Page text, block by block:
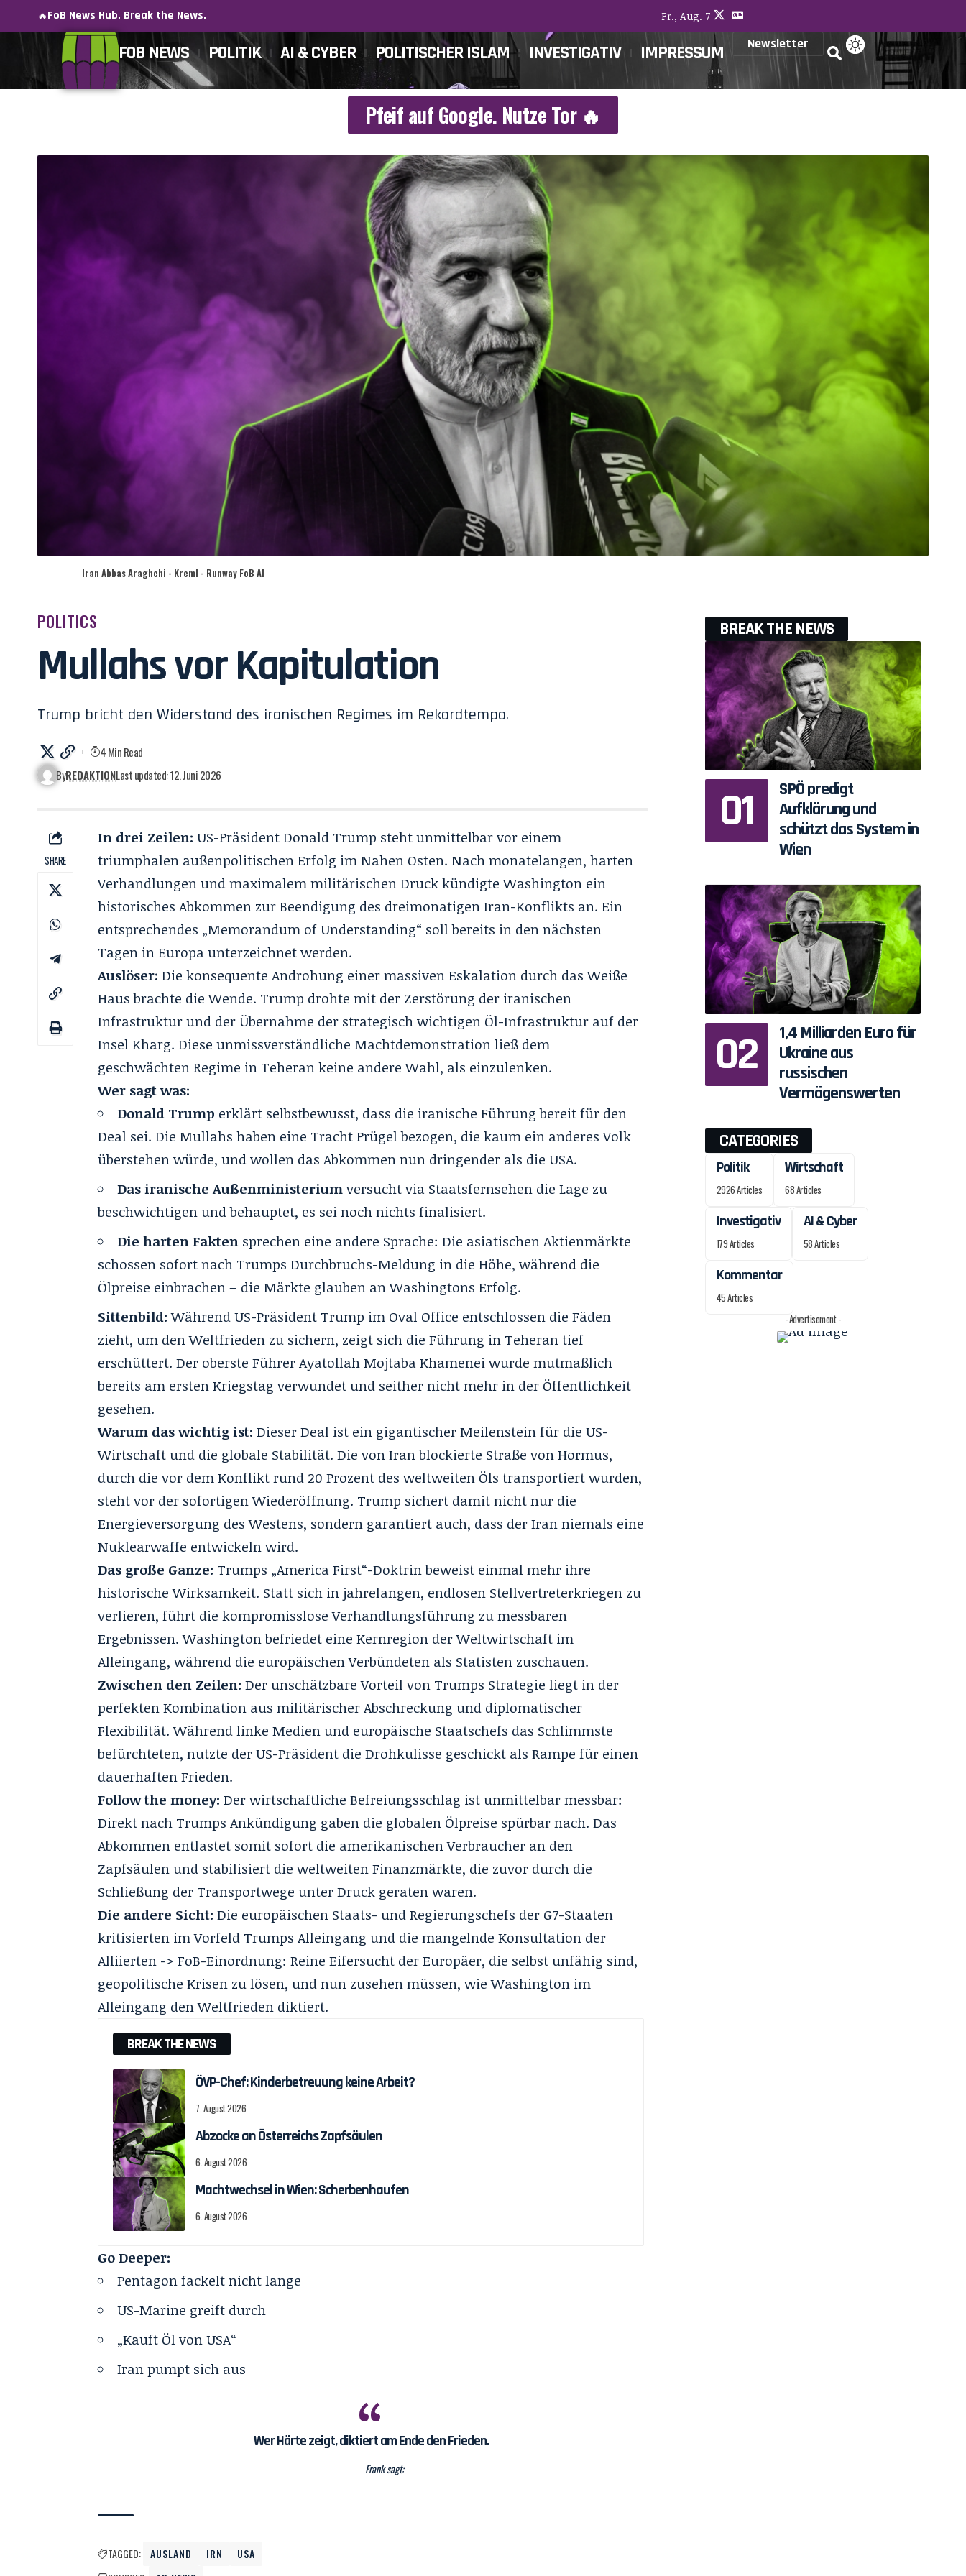
🔥FoB News Hub. Break the News. Fr., Aug. 7
FOB NEWS POLITIK AI & CYBER POLITISCHER ISLAM INVESTIGATIV IMPRESSUM Newsletter
Pfeif auf Google. Nutze Tor 🔥
Iran Abbas Araghchi - Kreml - Runway FoB AI
POLITICS
Mullahs vor Kapitulation
Trump bricht den Widerstand des iranischen Regimes im Rekordtempo.
ByREDAKTIONLast updated: 12. Juni 2026
4 Min Read
SHARE
In drei Zeilen: US-Präsident Donald Trump steht unmittelbar vor einem
triumphalen außenpolitischen Erfolg im Nahen Osten. Nach monatelangen, harten
Verhandlungen und maximalem militärischen Druck kündigte Washington ein
historisches Abkommen zur Beendigung des dreimonatigen Iran-Konflikts an. Ein
entsprechendes „Memorandum of Understanding“ soll bereits in den nächsten
Tagen in Europa unterzeichnet werden.
Auslöser: Die konsequente Androhung einer massiven Eskalation durch das Weiße
Haus brachte die Wende. Trump drohte mit der Zerstörung der iranischen
Infrastruktur und der Übernahme der strategisch wichtigen Öl-Infrastruktur auf der
Insel Kharg. Diese unmissverständliche Machtdemonstration ließ dem
geschwächten Regime in Teheran keine andere Wahl, als einzulenken.
Wer sagt was:
Donald Trump erklärt selbstbewusst, dass die iranische Führung bereit für den
Deal sei. Die Mullahs haben eine Tracht Prügel bezogen, die kaum ein anderes Volk
überstehen würde, und wollen das Abkommen nun dringender als die USA.
Das iranische Außenministeriumversucht via Staatsfernsehen die Lage zu
beschwichtigen und behauptet, es sei noch nichts finalisiert.
Die harten Fakten sprechen eine andere Sprache: Die asiatischen Aktienmärkte
schossen sofort nach Trumps Durchbruchs-Meldung in die Höhe, während die
Ölpreise einbrachen – die Märkte glauben an Washingtons Erfolg.
Sittenbild:Während US-Präsident Trump im Oval Office entschlossen die Fäden
zieht, um den Weltfrieden zu sichern, zeigt sich die Führung in Teheran tief
erschüttert. Der oberste Führer Ayatollah Mojtaba Khamenei wurde mutmaßlich
bereits am ersten Kriegstag verwundet und seither nicht mehr in der Öffentlichkeit
gesehen.
Warum das wichtig ist: Dieser Deal ist ein gigantischer Meilenstein für die US-
Wirtschaft und die globale Stabilität. Die von Iran blockierte Straße von Hormus,
durch die vor dem Konflikt rund 20 Prozent des weltweiten Öls transportiert wurden,
steht vor der sofortigen Wiederöffnung. Trump sichert damit nicht nur die
Energieversorgung des Westens, sondern garantiert auch, dass der Iran niemals eine
Nuklearwaffe entwickeln wird.
Das große Ganze: Trumps „America First“-Doktrin beweist einmal mehr ihre
historische Wirksamkeit. Statt sich in jahrelangen, endlosen Stellvertreterkriegen zu
verlieren, führt die kompromisslose Verhandlungsführung zu messbaren
Ergebnissen. Washington befriedet eine Kernregion der Weltwirtschaft im
Alleingang, während die europäischen Verbündeten als Statisten zuschauen.
Zwischen den Zeilen: Der unschätzbare Vorteil von Trumps Strategie liegt in der
perfekten Kombination aus militärischer Abschreckung und diplomatischer
Flexibilität. Während linke Medien und europäische Staatschefs das Schlimmste
befürchteten, nutzte der US-Präsident die Drohkulisse geschickt als Rampe für einen
dauerhaften Frieden.
Follow the money: Der wirtschaftliche Befreiungsschlag ist unmittelbar messbar:
Direkt nach Trumps Ankündigung gaben die globalen Ölpreise spürbar nach. Das
Abkommen entlastet somit sofort die amerikanischen Verbraucher an den
Zapfsäulen und stabilisiert die weltweiten Finanzmärkte, die zuvor durch die
Schließung der Transportwege unter Druck geraten waren.
Die andere Sicht: Die europäischen Staats- und Regierungschefs der G7-Staaten
kritisierten im Vorfeld Trumps Alleingang und die mangelnde Konsultation der
Alliierten -> FoB-Einordnung: Reine Eifersucht der Europäer, die selbst unfähig sind,
geopolitische Krisen zu lösen, und nun zusehen müssen, wie Washington im
Alleingang den Weltfrieden diktiert.
BREAK THE NEWS
ÖVP-Chef: Kinderbetreuung keine Arbeit?
7. August 2026
Abzocke an Österreichs Zapfsäulen
6. August 2026
Machtwechsel in Wien: Scherbenhaufen
6. August 2026
Go Deeper:
Pentagon fackelt nicht lange
US-Marine greift durch
„Kauft Öl von USA“
Iran pumpt sich aus
Wer Härte zeigt, diktiert am Ende den Frieden.
Frank sagt:
TAGGED: AUSLAND IRN
USA
BREAK THE NEWS
SPÖ predigt
Aufklärung und
schützt das System in
Wien
1,4 Milliarden Euro für
Ukraine aus
russischen
Vermögenswerten
CATEGORIES
Politik
2926 Articles
Wirtschaft
68 Articles
Investigativ
179 Articles
AI & Cyber
58 Articles
Kommentar
45 Articles
- Advertisement -